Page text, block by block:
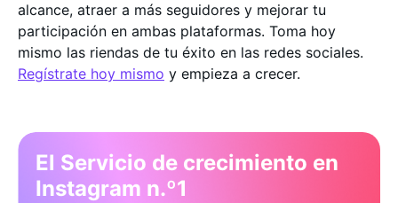
alcance, atraer a más seguidores y mejorar tu
participación en ambas plataformas. Toma hoy
mismo las riendas de tu éxito en las redes sociales.
Regístrate hoy mismo y empieza a crecer.
El Servicio de crecimiento en
Instagram n.º1